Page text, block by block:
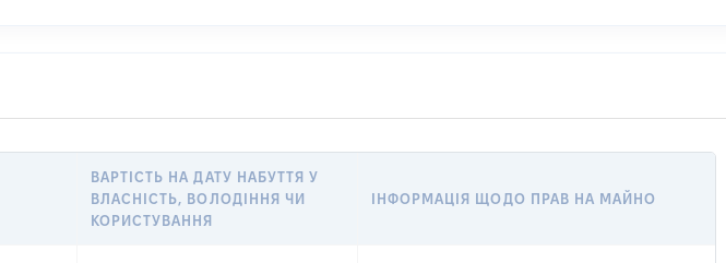
ВАРТІСТЬ НА ДАТУ НАБУТТЯ У
ВЛАСНІСТЬ, ВОЛОДІННЯ ЧИ
КОРИСТУВАННЯ
ІНФОРМАЦІЯ ЩОДО ПРАВ НА МАЙНО